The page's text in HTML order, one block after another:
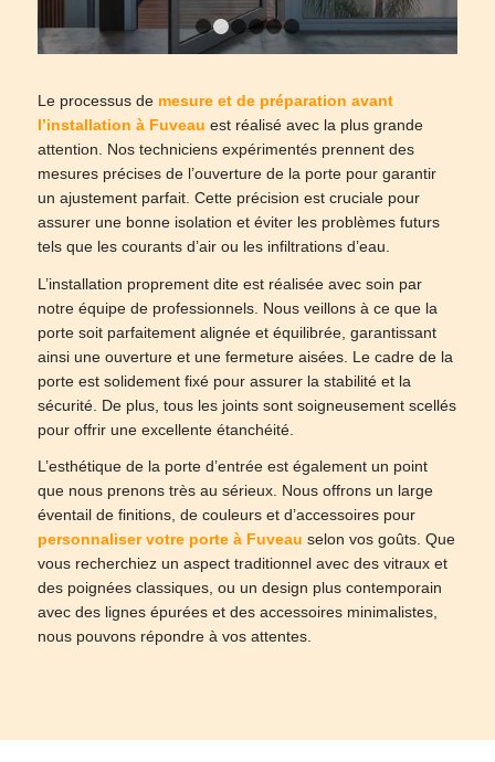
1 2 3 4 5 6
Le processus de mesure et de préparation avant
l’installation à Fuveau est réalisé avec la plus grande
attention. Nos techniciens expérimentés prennent des
mesures précises de l’ouverture de la porte pour garantir
un ajustement parfait. Cette précision est cruciale pour
assurer une bonne isolation et éviter les problèmes futurs
tels que les courants d’air ou les infiltrations d’eau.
L’installation proprement dite est réalisée avec soin par
notre équipe de professionnels. Nous veillons à ce que la
porte soit parfaitement alignée et équilibrée, garantissant
ainsi une ouverture et une fermeture aisées. Le cadre de la
porte est solidement fixé pour assurer la stabilité et la
sécurité. De plus, tous les joints sont soigneusement scellés
pour offrir une excellente étanchéité.
L’esthétique de la porte d’entrée est également un point
que nous prenons très au sérieux. Nous offrons un large
éventail de finitions, de couleurs et d’accessoires pour
personnaliser votre porte à Fuveau selon vos goûts. Que
vous recherchiez un aspect traditionnel avec des vitraux et
des poignées classiques, ou un design plus contemporain
avec des lignes épurées et des accessoires minimalistes,
nous pouvons répondre à vos attentes.